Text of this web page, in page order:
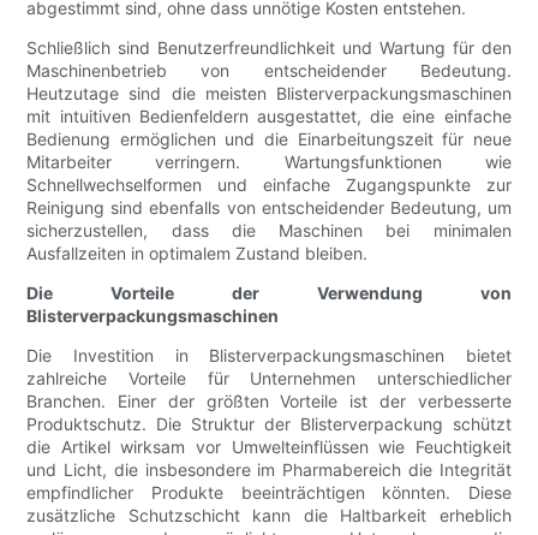
abgestimmt sind, ohne dass unnötige Kosten entstehen.
Schließlich sind Benutzerfreundlichkeit und Wartung für den
Maschinenbetrieb von entscheidender Bedeutung.
Heutzutage sind die meisten Blisterverpackungsmaschinen
mit intuitiven Bedienfeldern ausgestattet, die eine einfache
Bedienung ermöglichen und die Einarbeitungszeit für neue
Mitarbeiter verringern. Wartungsfunktionen wie
Schnellwechselformen und einfache Zugangspunkte zur
Reinigung sind ebenfalls von entscheidender Bedeutung, um
sicherzustellen, dass die Maschinen bei minimalen
Ausfallzeiten in optimalem Zustand bleiben.
Die Vorteile der Verwendung von
Blisterverpackungsmaschinen
Die Investition in Blisterverpackungsmaschinen bietet
zahlreiche Vorteile für Unternehmen unterschiedlicher
Branchen. Einer der größten Vorteile ist der verbesserte
Produktschutz. Die Struktur der Blisterverpackung schützt
die Artikel wirksam vor Umwelteinflüssen wie Feuchtigkeit
und Licht, die insbesondere im Pharmabereich die Integrität
empfindlicher Produkte beeinträchtigen könnten. Diese
zusätzliche Schutzschicht kann die Haltbarkeit erheblich